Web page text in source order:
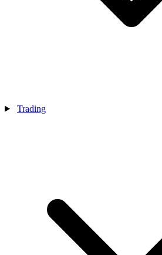
Trading